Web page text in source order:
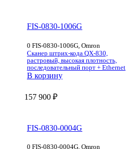
FIS-0830-1006G
0 FIS-0830-1006G, Omron
Сканер штрих-кода QX-830,
растровый, высокая плотность,
последовательный порт + Ethernet
В корзину
157 900 ₽
FIS-0830-0004G
0 FIS-0830-0004G, Omron